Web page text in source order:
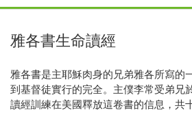
雅各書生命讀經
雅各書是主耶穌肉身的兄弟雅各所寫的
到基督徒實行的完全。主僕李常受弟兄
讀經訓練在美國釋放這卷書的信息，共